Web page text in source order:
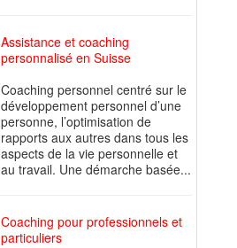
Assistance et coaching
personnalisé en Suisse
Coaching personnel centré sur le
développement personnel d’une
personne, l’optimisation de
rapports aux autres dans tous les
aspects de la vie personnelle et
au travail. Une démarche basée...
Coaching pour professionnels et
particuliers